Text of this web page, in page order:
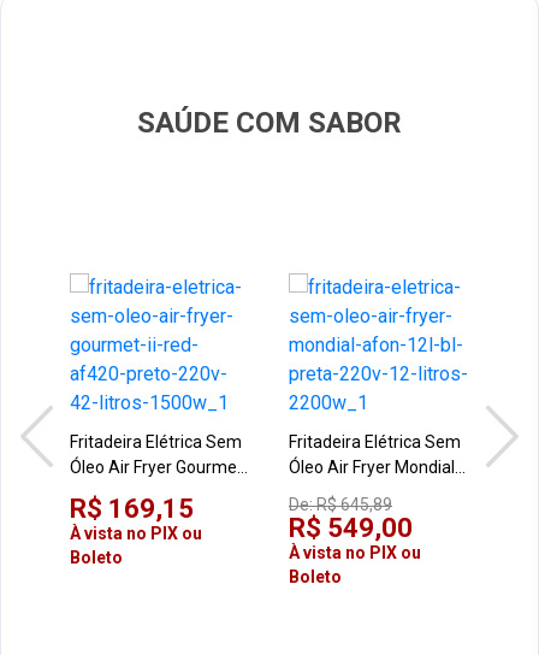
SAÚDE COM SABOR
Fritadeira Elétrica Sem
Óleo Air Fryer Gourmet
II Red AF420 Preto
220V 4,2 Litros 1500W
R$ 169,15
À vista no PIX ou
Boleto
Fritadeira Elétrica Sem
Óleo Air Fryer Mondial
AFON-12L-BL Preta
220V 12 Litros 2200W
De:R$ 645,89
R$ 549,00
À vista no PIX ou
Boleto